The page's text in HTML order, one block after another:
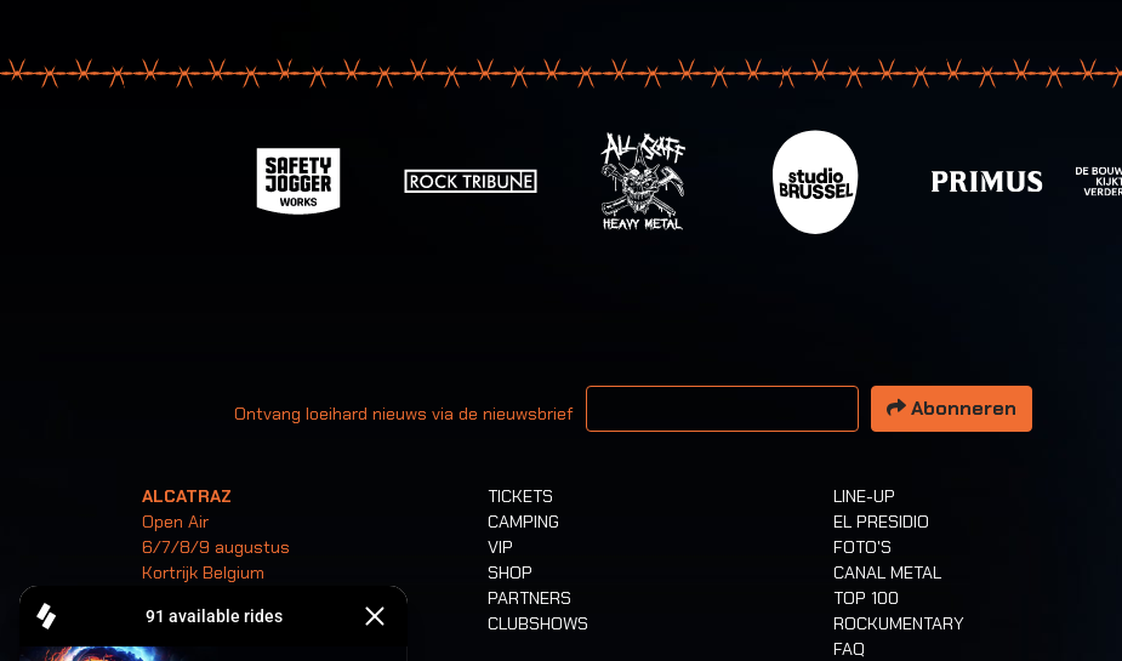
Ontvang loeihard nieuws via de nieuwsbrief
Uw email adres
Abonneren
ALCATRAZ
Open Air
6/7/8/9 augustus
Kortrijk Belgium
Tickets
TICKETS
CAMPING
VIP
SHOP
PARTNERS
CLUBSHOWS
LINE-UP
EL PRESIDIO
FOTO'S
CANAL METAL
TOP 100
ROCKUMENTARY
FAQ